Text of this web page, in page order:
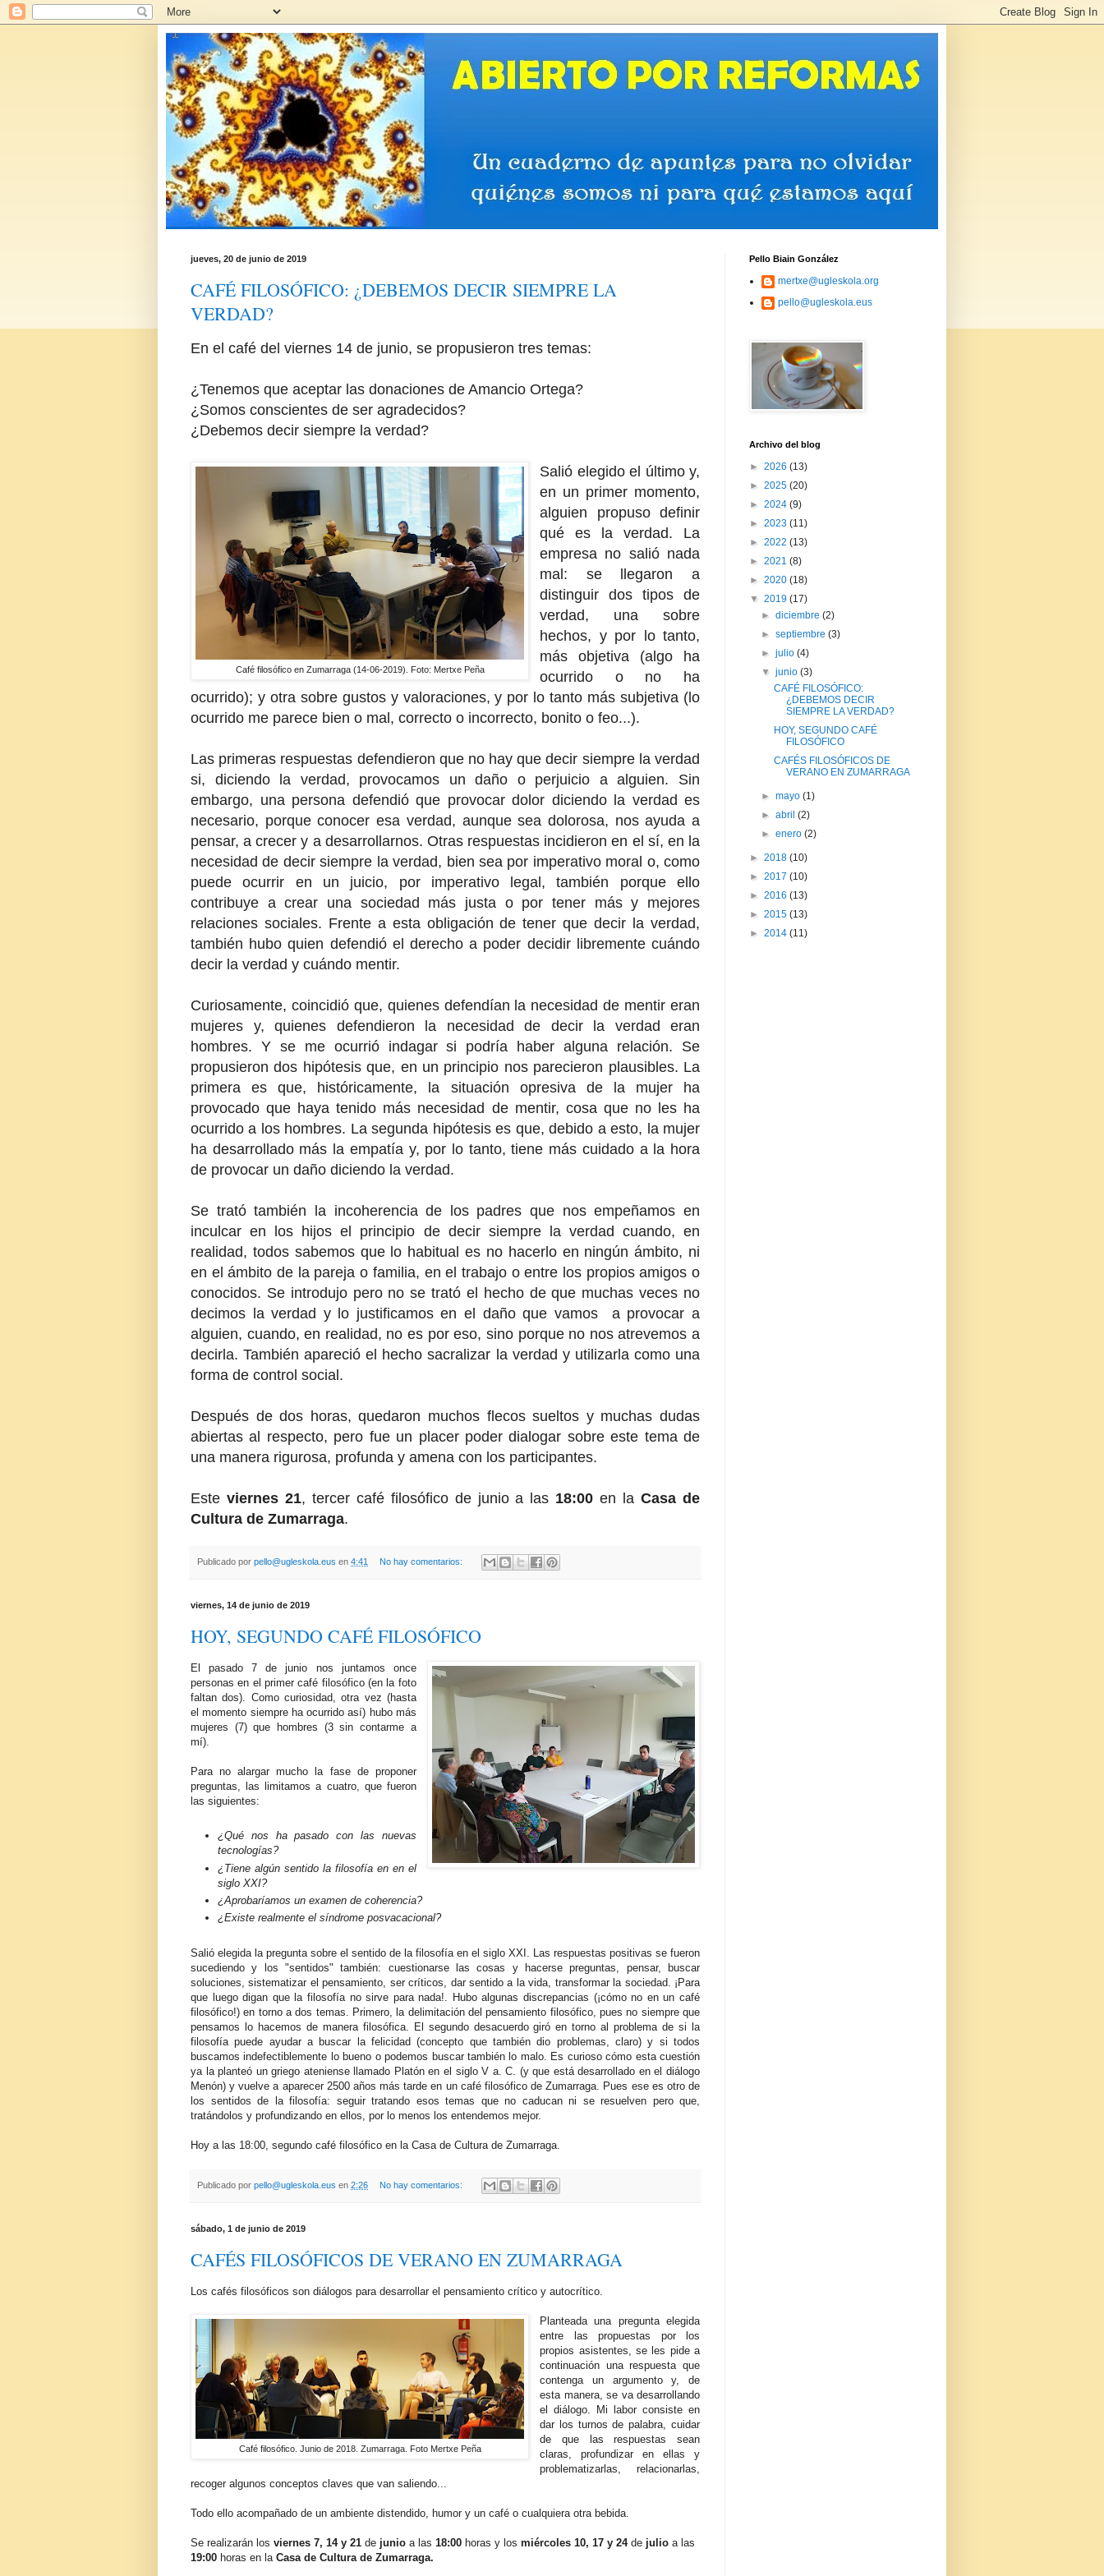
jueves, 20 de junio de 2019
CAFÉ FILOSÓFICO: ¿DEBEMOS DECIR SIEMPRE LA
VERDAD?
En el café del viernes 14 de junio, se propusieron tres temas:
¿Tenemos que aceptar las donaciones de Amancio Ortega?
¿Somos conscientes de ser agradecidos?
¿Debemos decir siempre la verdad?
Café filosófico en Zumarraga (14-06-2019). Foto: Mertxe Peña
Salió elegido el último y,
en un primer momento,
alguien propuso definir
qué es la verdad. La
empresa no salió nada
mal: se llegaron a
distinguir dos tipos de
verdad, una sobre
hechos, y por lo tanto,
más objetiva (algo ha
ocurrido o no ha
ocurrido); y otra sobre gustos y valoraciones, y por lo tanto más subjetiva (lo
ocurrido me parece bien o mal, correcto o incorrecto, bonito o feo...).
Las primeras respuestas defendieron que no hay que decir siempre la verdad
si, diciendo la verdad, provocamos un daño o perjuicio a alguien. Sin
embargo, una persona defendió que provocar dolor diciendo la verdad es
necesario, porque conocer esa verdad, aunque sea dolorosa, nos ayuda a
pensar, a crecer y a desarrollarnos. Otras respuestas incidieron en el sí, en la
necesidad de decir siempre la verdad, bien sea por imperativo moral o, como
puede ocurrir en un juicio, por imperativo legal, también porque ello
contribuye a crear una sociedad más justa o por tener más y mejores
relaciones sociales. Frente a esta obligación de tener que decir la verdad,
también hubo quien defendió el derecho a poder decidir libremente cuándo
decir la verdad y cuándo mentir.
Curiosamente, coincidió que, quienes defendían la necesidad de mentir eran
mujeres y, quienes defendieron la necesidad de decir la verdad eran
hombres. Y se me ocurrió indagar si podría haber alguna relación. Se
propusieron dos hipótesis que, en un principio nos parecieron plausibles. La
primera es que, históricamente, la situación opresiva de la mujer ha
provocado que haya tenido más necesidad de mentir, cosa que no les ha
ocurrido a los hombres. La segunda hipótesis es que, debido a esto, la mujer
ha desarrollado más la empatía y, por lo tanto, tiene más cuidado a la hora
de provocar un daño diciendo la verdad.
Se trató también la incoherencia de los padres que nos empeñamos en
inculcar en los hijos el principio de decir siempre la verdad cuando, en
realidad, todos sabemos que lo habitual es no hacerlo en ningún ámbito, ni
en el ámbito de la pareja o familia, en el trabajo o entre los propios amigos o
conocidos. Se introdujo pero no se trató el hecho de que muchas veces no
decimos la verdad y lo justificamos en el daño que vamos a provocar a
alguien, cuando, en realidad, no es por eso, sino porque no nos atrevemos a
decirla. También apareció el hecho sacralizar la verdad y utilizarla como una
forma de control social.
Después de dos horas, quedaron muchos flecos sueltos y muchas dudas
abiertas al respecto, pero fue un placer poder dialogar sobre este tema de
una manera rigurosa, profunda y amena con los participantes.
Este viernes 21, tercer café filosófico de junio a las 18:00 en laCasa de
Cultura de Zumarraga.
Publicado por pello@ugleskola.eus en 4:41 No hay comentarios:
viernes, 14 de junio de 2019
HOY, SEGUNDO CAFÉ FILOSÓFICO
El pasado 7 de junio nos juntamos once
personas en el primer café filosófico (en la foto
faltan dos). Como curiosidad, otra vez (hasta
el momento siempre ha ocurrido así) hubo más
mujeres (7) que hombres (3 sin contarme a
mí).
Para no alargar mucho la fase de proponer
preguntas, las limitamos a cuatro, que fueron
las siguientes:
¿Qué nos ha pasado con las nuevas
tecnologías?
¿Tiene algún sentido la filosofía en en el
siglo XXI?
¿Aprobaríamos un examen de coherencia?
¿Existe realmente el síndrome posvacacional?
Salió elegida la pregunta sobre el sentido de la filosofía en el siglo XXI. Las respuestas positivas se fueron
sucediendo y los "sentidos" también: cuestionarse las cosas y hacerse preguntas, pensar, buscar
soluciones, sistematizar el pensamiento, ser críticos, dar sentido a la vida, transformar la sociedad. ¡Para
que luego digan que la filosofía no sirve para nada!. Hubo algunas discrepancias (¡cómo no en un café
filosófico!) en torno a dos temas. Primero, la delimitación del pensamiento filosófico, pues no siempre que
pensamos lo hacemos de manera filosófica. El segundo desacuerdo giró en torno al problema de si la
filosofía puede ayudar a buscar la felicidad (concepto que también dio problemas, claro) y si todos
buscamos indefectiblemente lo bueno o podemos buscar también lo malo. Es curioso cómo esta cuestión
ya la planteó un griego ateniense llamado Platón en el siglo V a. C. (y que está desarrollado en el diálogo
Menón) y vuelve a aparecer 2500 años más tarde en un café filosófico de Zumarraga. Pues ese es otro de
los sentidos de la filosofía: seguir tratando esos temas que no caducan ni se resuelven pero que,
tratándolos y profundizando en ellos, por lo menos los entendemos mejor.
Hoy a las 18:00, segundo café filosófico en la Casa de Cultura de Zumarraga.
Publicado por pello@ugleskola.eus en 2:26 No hay comentarios:
sábado, 1 de junio de 2019
CAFÉS FILOSÓFICOS DE VERANO EN ZUMARRAGA
Los cafés filosóficos son diálogos para desarrollar el pensamiento crítico y autocrítico.
Café filosófico. Junio de 2018. Zumarraga. Foto Mertxe Peña
Planteada una pregunta elegida
entre las propuestas por los
propios asistentes, se les pide a
continuación una respuesta que
contenga un argumento y, de
esta manera, se va desarrollando
el diálogo. Mi labor consiste en
dar los turnos de palabra, cuidar
de que las respuestas sean
claras, profundizar en ellas y
problematizarlas, relacionarlas,
recoger algunos conceptos claves que van saliendo...
Todo ello acompañado de un ambiente distendido, humor y un café o cualquiera otra bebida.
Se realizarán los viernes 7, 14 y 21 de junio a las 18:00 horas y los miércoles 10, 17 y 24de julio a las
19:00 horas en la Casa de Cultura de Zumarraga.
Pello Biain González
mertxe@ugleskola.org
pello@ugleskola.eus
Archivo del blog
► 2026 (13)
► 2025 (20)
► 2024 (9)
► 2023 (11)
► 2022 (13)
► 2021 (8)
► 2020 (18)
▼ 2019 (17)
►diciembre(2)
►septiembre(3)
►julio(4)
▼junio(3)
CAFÉ FILOSÓFICO:
¿DEBEMOS DECIR
SIEMPRE LA VERDAD?
HOY, SEGUNDO CAFÉ
FILOSÓFICO
CAFÉS FILOSÓFICOS DE
VERANO EN ZUMARRAGA
►mayo(1)
►abril(2)
►enero(2)
► 2018 (10)
► 2017 (10)
► 2016 (13)
► 2015 (13)
► 2014 (11)